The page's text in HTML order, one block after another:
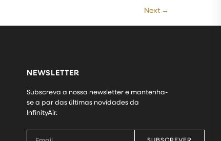
Next →
NEWSLETTER
Subscreva a nossa newsletter e mantenha-
se a par das últimas novidades da
InfinityAir.